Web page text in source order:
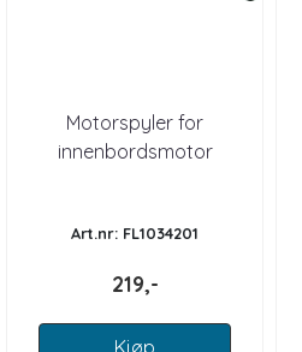
Motorspyler for
innenbordsmotor
Art.nr: FL1034201
219,-